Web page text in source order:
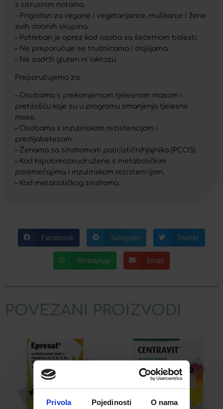
Privola Pojedinosti O nama
s citrusnim notama.
– Prigodan za vegane i vegetarijance, muškarce i žene
svih dobnih skupina.
– Potreban je oprez kod osoba sa šećernom bolesti.
– Ne preporučuje se trudnicama i dojiljama.
– Ne sadrži gluten ni laktozu
Preporučujemo za:
– Osobama s prekomjernom tjelesnom masom i
pretilošću koje su u programu smanjenja tjelesne
mase.
– Osobama s inzulinskom rezistencijom i
predijabetesom.
– Ženama sa sindromom policističnihjajnika (PCOS).
– Kod hipotireozeudružene s metaboličkim
poremećajima i inzulinskom rezistencijom.
– Kod metaboličkog sindroma.
Facebook Telegram Twitter
WhatsApp Email
POVEZANI PROIZVODI